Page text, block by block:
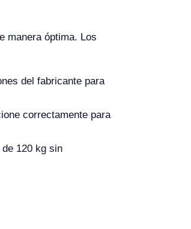
manera óptima. Los
del fabricante para
correctamente para
120 kg sin